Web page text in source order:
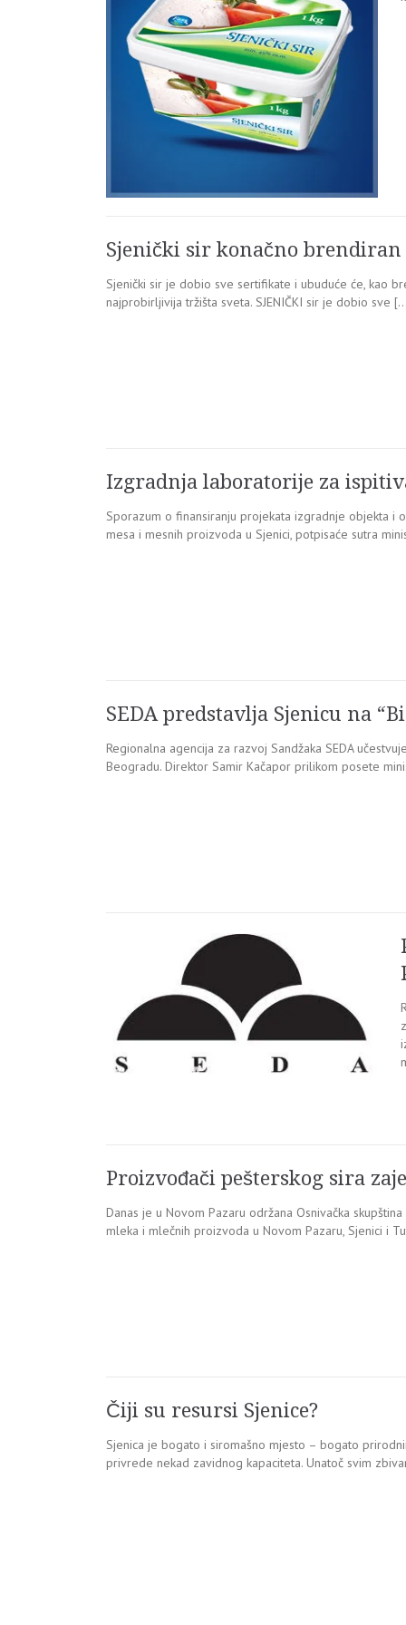
Sjenički sir konačno brendiran
Sjenički sir je dobio sve sertifikate i ubuduće će, kao
najprobirljivija tržišta sveta. SJENIČKI sir je dobio sve
Izgradnja laboratorije za
Sporazum o finansiranju projekata izgradnje objekta
mesa i mesnih proizvoda u Sjenici, potpisaće sutra
SEDA predstavlja Sjenicu na
Regionalna agencija za razvoj Sandžaka SEDA
Beogradu. Direktor Samir Kačapor prilikom posete
Proizvođači pešterskog sira
Danas je u Novom Pazaru održana Osnivačka
mleka i mlečnih proizvoda u Novom Pazaru, Sjenici i
Čiji su resursi Sjenice?
Sjenica je bogato i siromašno mjesto – bogato
privrede nekad zavidnog kapaciteta. Unatoč svim